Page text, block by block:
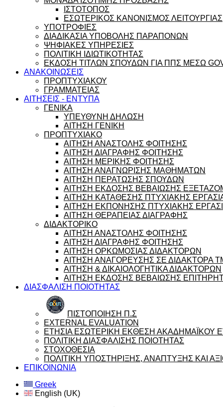
ΙΣΤΟΤΟΠΟΣ
ΕΣΩΤΕΡΙΚΟΣ ΚΑΝΟΝΙΣΜΟΣ ΛΕΙΤΟΥΡΓΙΑΣ
ΥΠΟΤΡΟΦΙΕΣ
ΔΙΑΔΙΚΑΣΙΑ ΥΠΟΒΟΛΗΣ ΠΑΡΑΠΟΝΩΝ
ΨΗΦΙΑΚΕΣ ΥΠΗΡΕΣΙΕΣ
ΠΟΛΙΤΙΚΗ ΙΔΙΩΤΙΚΟΤΗΤΑΣ
ΕΚΔΟΣΗ ΤΙΤΛΩΝ ΣΠΟΥΔΩΝ ΓΙΑ ΠΠΣ ΜΕΣΩ
ΑΝΑΚΟΙΝΩΣΕΙΣ
ΠΡΟΠΤΥΧΙΑΚΟΥ
ΓΡΑΜΜΑΤΕΙΑΣ
ΑΙΤΗΣΕΙΣ - ΕΝΤΥΠΑ
ΓΕΝΙΚΑ
ΥΠΕΥΘΥΝΗ ΔΗΛΩΣΗ
ΑΙΤΗΣΗ ΓΕΝΙΚΗ
ΠΡΟΠΤΥΧΙΑΚΟ
ΑΙΤΗΣΗ ΑΝΑΣΤΟΛΗΣ ΦΟΙΤΗΣΗΣ
ΑΙΤΗΣΗ ΔΙΑΓΡΑΦΗΣ ΦΟΙΤΗΣΗΣ
ΑΙΤΗΣΗ ΜΕΡΙΚΗΣ ΦΟΙΤΗΣΗΣ
ΑΙΤΗΣΗ ΑΝΑΓΝΩΡΙΣΗΣ ΜΑΘΗΜΑΤΩΝ
ΑΙΤΗΣΗ ΠΕΡΑΤΩΣΗΣ ΣΠΟΥΔΩΝ
ΑΙΤΗΣΗ ΕΚΔΟΣΗΣ ΒΕΒΑΙΩΣΗΣ
ΑΙΤΗΣΗ ΚΑΤΑΘΕΣΗΣ ΠΤΥΧΙΑΚΗΣ
ΑΙΤΗΣΗ ΕΚΠΟΝΗΣΗΣ ΠΤΥΧΙΑΚΗΣ
ΑΙΤΗΣΗ ΘΕΡΑΠΕΙΑΣ ΔΙΑΓΡΑΦΗΣ
ΔΙΔΑΚΤΟΡΙΚΟ
ΑΙΤΗΣΗ ΑΝΑΣΤΟΛΗΣ ΦΟΙΤΗΣΗΣ
ΑΙΤΗΣΗ ΔΙΑΓΡΑΦΗΣ ΦΟΙΤΗΣΗΣ
ΑΙΤΗΣΗ ΟΡΚΩΜΟΣΙΑΣ ΔΙΔΑΚΤΟΡΩΝ
ΑΙΤΗΣΗ ΑΝΑΓΟΡΕΥΣΗΣ ΣΕ ΔΙΔΑΚΤΟΡΑ
ΑΙΤΗΣΗ & ΔΙΚΑΙΟΛΟΓΗΤΙΚΑ ΔΙΔΑΚΤΟΡΩΝ
ΑΙΤΗΣΗ ΕΚΔΟΣΗΣ ΒΕΒΑΙΩΣΗΣ
ΔΙΑΣΦΑΛΙΣΗ ΠΟΙΟΤΗΤΑΣ
ΠΙΣΤΟΠΟΙΗΣΗ Π.Σ
EXTERNAL EVALUATION
ΕΤΗΣΙΑ ΕΣΩΤΕΡΙΚΗ ΕΚΘΕΣΗ ΑΚΑΔΗΜΑΪΚΟΥ
ΠΟΛΙΤΙΚΗ ΔΙΑΣΦΑΛΙΣΗΣ ΠΟΙΟΤΗΤΑΣ
ΣΤΟΧΟΘΕΣΙΑ
ΠΟΛΙΤΙΚΗ ΥΠΟΣΤΗΡΙΞΗΣ, ΑΝΑΠΤΥΞΗΣ ΚΑΙ
ΕΠΙΚΟΙΝΩΝΙΑ
Greek
English (UK)